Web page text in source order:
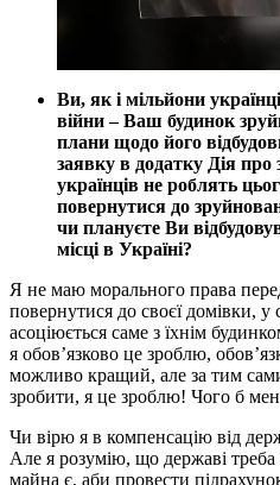
Ви, як і мільйони
війни – Ваш будинок
плани щодо його
заявку в додатку Дія
українців не роблять
повернутися до
чи плануєте Ви
місці в Україні?
Я не маю морального права
повернутися до своєї домівки,
асоціюється саме з їхнім
я обов’язково це зроблю,
можливо кращий, але за тим
зробити, я це зроблю! Чого б
Чи вірю я в компенсацію від
Але я розумію, що державі треба
майна є, аби провести